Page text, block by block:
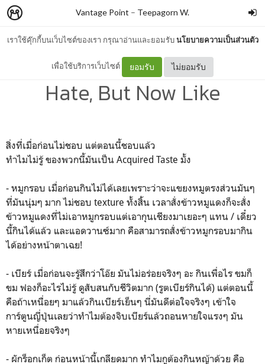
เราใช้คุ๊กกี้บนเว็บไซต์ของเรา กรุณาอ่านและยอมรับนโยบายความเป็นส่วนตัว
เพื่อใช้บริการเว็บไซต์ ยอมรับ ไม่ยอมรับ
Vantage Point – Teepagorn W.
On Things That I Used To
Hate, But Now Like
สิ่งที่เมื่อก่อนไม่ชอบ แต่ตอนนี้ชอบแล้ว
ทำไมไม่รู้ ของพวกนี้มันเป็น Acquired Taste มั้ง
- หมูกรอบ เมื่อก่อนกินไม่ได้เลยเพราะว่าจะแขยงหมูตรงส่วนมันๆ
ที่มันนุ่มๆ มาก ไม่ชอบ texture ทั้งสิ้น เวลาสั่งข้าวหมูแดงก็จะสั่ง
ข้าวหมูแดงที่ไม่เอาหมูกรอบแต่เอากุนเชียงมาเยอะๆ แทน / เดี๋ยว
นี้กินได้แล้ว และแอดวานซ์มาก คือสามารถสั่งข้าวหมูกรอบมากิน
ได้อย่างหน้าตาเฉย!
- เบียร์​ เมื่อก่อนจะรู้สึกว่าโอ๊ย มันไม่อร่อยจริงๆ อะ กินเพื่อไร ขมก็
ขม ฟองก็อะไรไม่รู้ ดูสับสนกับชีวิตมาก (รูตเบียร์กินได้) แต่ตอนนี้
คือถ้าเหนื่อยๆ มาแล้วกินเบียร์เย็นๆ นี่มันดีต่อใจจริงๆ เข้าใจ
การ์ตูนญี่ปุ่นเลยว่าทำไมต้องจิบเบียร์แล้วถอนหายใจแรงๆ มัน
หายเหนื่อยจริงๆ
- ผักร็อกเก็ต ก่อนหน้านี้เกลียดมาก ทำไมกูต้องกินหญ้าด้วย คือ